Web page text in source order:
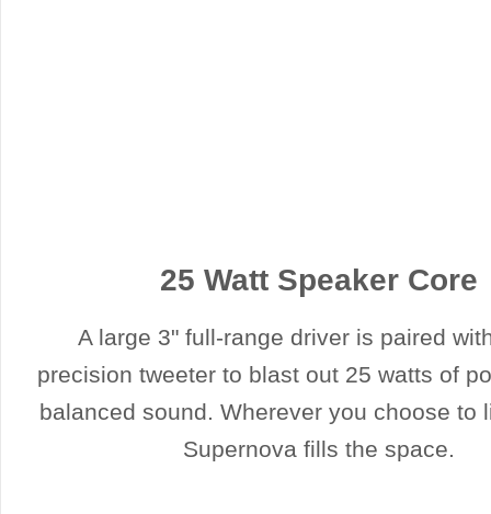
25 Watt Speaker Core
A large 3" full-range driver is paired
precision tweeter to blast out 25 watts of
balanced sound. Wherever you choose to
Supernova fills the space.